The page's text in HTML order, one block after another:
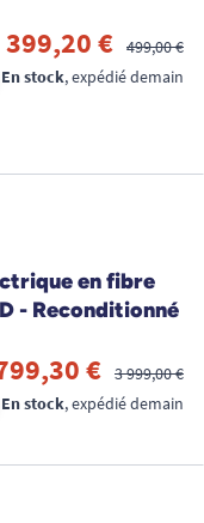
399,20 €
499,00 €
En stock, expédié demain
en fibre
- Reconditionné
€
3 999,00 €
En stock, expédié demain